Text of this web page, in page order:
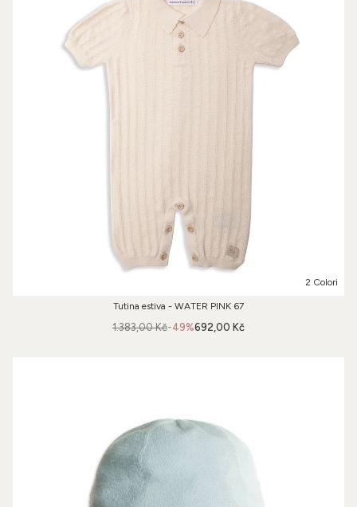
2 Colori
Tutina estiva - WATER PINK 67
-49%
1.383,00 Kč 692,00 Kč